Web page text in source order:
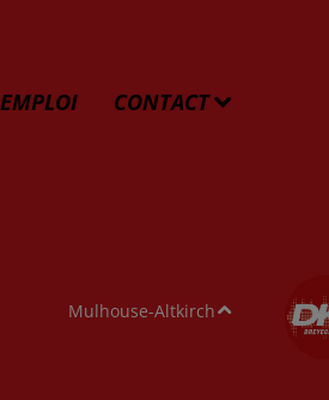
EMPLOI CONTACT
Mulhouse-Altkirch